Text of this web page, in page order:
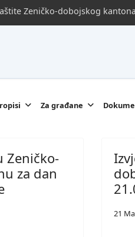
Zeničko-dobojskog kantona
Za građane
Zeničko-
za dan
21